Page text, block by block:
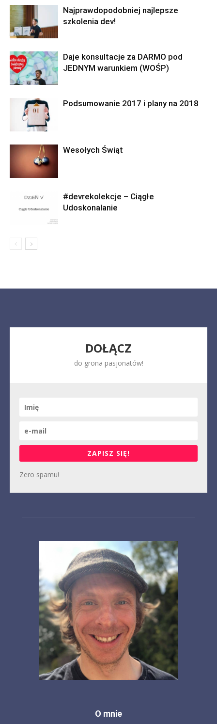
Najprawdopodobniej najlepsze
szkolenia dev!
Daje konsultacje za DARMO pod
JEDNYM warunkiem (WOŚP)
Podsumowanie 2017 i plany na 2018
Wesołych Świąt
#devrekolekcje – Ciągłe
Udoskonalanie
DOŁĄCZ
do grona pasjonatów!
ZAPISZ SIĘ!
Zero spamu!
O mnie